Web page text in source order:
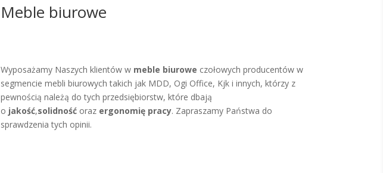
Meble biurowe
Wyposażamy Naszych klientów w meble biurowe czołowych producentów w
segmencie mebli biurowych takich jak MDD, Ogi Office, Kjk i innych, którzy z
pewnością należą do tych przedsiębiorstw, które dbają
o jakość,solidnośćoraz ergonomię pracy. Zapraszamy Państwa do
sprawdzenia tych opinii.